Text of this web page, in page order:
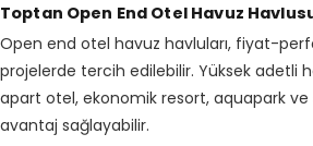
Toptan Open End Otel Havuz
Open end otel havuz havluları, fiyat-
projelerde tercih edilebilir. Yüksek adetli
apart otel, ekonomik resort, aquapark
avantaj sağlayabilir.